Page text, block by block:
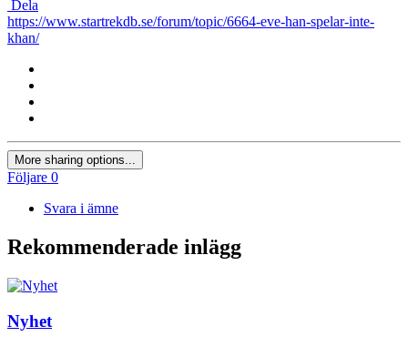
Dela
https://www.startrekdb.se/forum/topic/6664-eve-han-spelar-inte-
khan/
More sharing options...
Följare 0
Svara i ämne
Rekommenderade inlägg
Nyhet